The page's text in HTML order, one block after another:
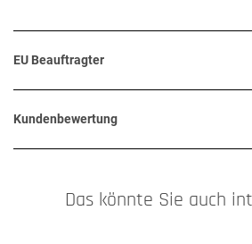
EU Beauftragter
Kundenbewertung
Das könnte Sie auch